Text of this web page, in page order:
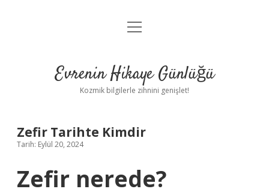
Anasayfa
Yasal Uyarı
menüyü
Evrenin Hikaye Günlüğü
Kozmik bilgilerle zihnini genişlet!
Zefir Tarihte Kimdir
Tarih: Eylül 20, 2024
Zefir nerede?